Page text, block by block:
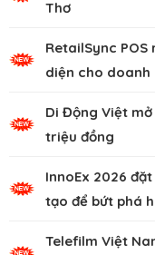
Thơ
RetailSync
diện cho doanh
Di Động Việt
triệu đồng
InnoEx 2026
tạo để bứt phá
Telefilm Việt